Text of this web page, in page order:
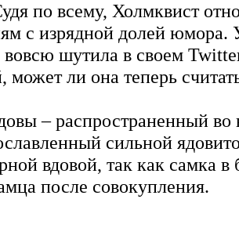
по всему, Холмквист
с изрядной долей юмора.
вовсю шутила в своем
может ли она теперь
– распространенный во
сильной
вдовой, так как самка
после совокупления.